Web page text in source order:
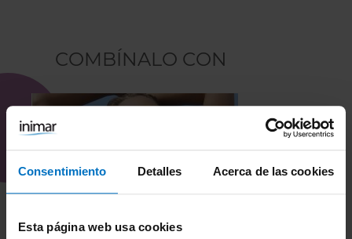
Consentimiento Detalles Acerca de las cookies
Esta página web usa cookies
COMBÍNALO CON